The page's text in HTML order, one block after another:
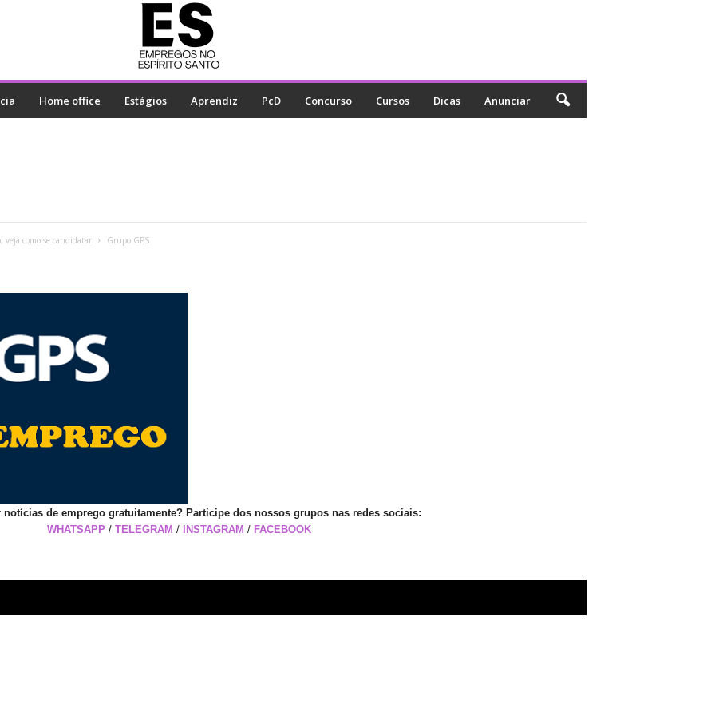
Home office Estágios Aprendiz PcD Concurso Cursos Dicas Anunciar
veja como se candidatar Grupo GPS
notícias de emprego gratuitamente? Participe dos nossos grupos nas redes sociais:
WHATSAPP / TELEGRAM / INSTAGRAM / FACEBOOK